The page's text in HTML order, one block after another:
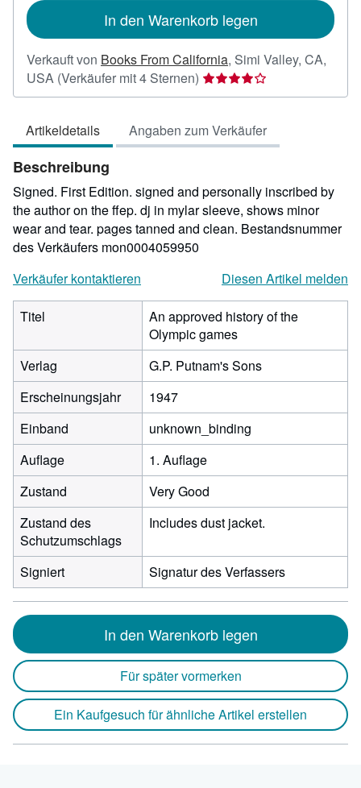
In den Warenkorb legen
Verkauft von Books From California, Simi Valley, CA,
USA (Verkäufer mit 4 Sternen) Verkäuferbewertung
4
5
Sternen
Artikeldetails Angaben zum Verkäufer
Beschreibung
Signed. First Edition. signed and personally inscribed by
the author on the ffep. dj in mylar sleeve, shows minor
wear and tear. pages tanned and clean. Bestandsnummer
des Verkäufers mon0004059950
Verkäufer kontaktieren
Diesen Artikel melden
Titel
An approved history of the
Olympic games
Verlag
G.P. Putnam's Sons
Erscheinungsjahr
1947
Einband
unknown_binding
Auflage
1. Auflage
Zustand
Very Good
Zustand des
Schutzumschlags
Includes dust jacket.
Signiert Signatur des Verfassers
In den Warenkorb legen
Für später vormerken
Ein Kaufgesuch für ähnliche Artikel erstellen